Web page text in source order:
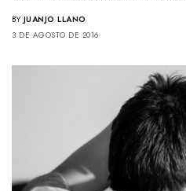
BY JUANJO LLANO
3 DE AGOSTO DE 2016